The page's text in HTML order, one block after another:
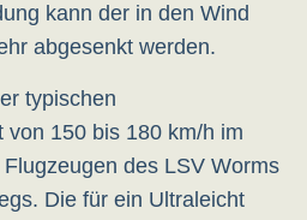
kann der in den Wind
abgesenkt werden.
typischen
von 150 bis 180 km/h im
des LSV Worms
Die für ein Ultraleicht